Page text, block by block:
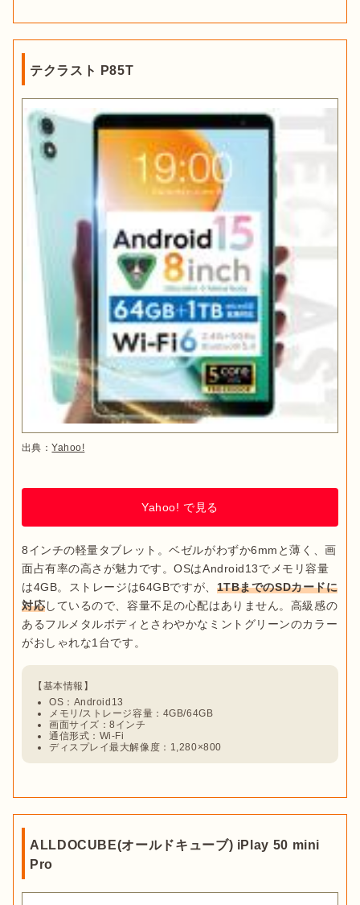
テクラスト P85T
出典：Yahoo!
Yahoo! で見る
8インチの軽量タブレット。ベゼルがわずか6mmと薄く、画
面占有率の高さが魅力です。OSはAndroid13でメモリ容量
は4GB。ストレージは64GBですが、 1TBまでのSDカードに
対応しているので、容量不足の心配はありません。高級感の
あるフルメタルボディとさわやかなミントグリーンのカラー
OS：Android13
メモリ/ストレージ容量：4GB/64GB
画面サイズ：8インチ
通信形式：Wi-Fi
ディスプレイ最大解像度：1,280×800
ALLDOCUBE(オールドキューブ) iPlay 50 mini
Pro